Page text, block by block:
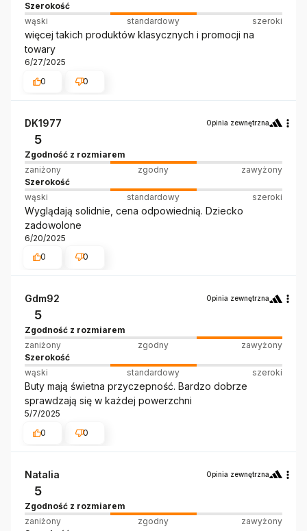
Szerokość
wąski
standardowy szeroki
więcej takich produktów klasycznych i promocji na
towary
6/27/2025
0
0
DK1977 Opinia zewnętrzna
5
Zgodność z rozmiarem
zaniżony
zgodny
zawyżony
Szerokość
wąski
standardowy szeroki
Wyglądają solidnie, cena odpowiednią. Dziecko
zadowolone
6/20/2025
0
0
Gdm92 Opinia zewnętrzna
5
Zgodność z rozmiarem
zaniżony
zgodny
zawyżony
Szerokość
wąski
standardowy szeroki
Buty mają świetna przyczepność. Bardzo dobrze
sprawdzają się w każdej powerzchni
5/7/2025
0
0
Natalia Opinia zewnętrzna
5
Zgodność z rozmiarem
zaniżony
zgodny
zawyżony